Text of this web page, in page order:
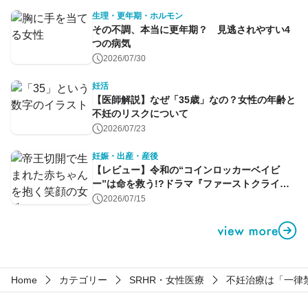
生理・更年期・ホルモン
その不調、本当に更年期？ 見逃されやすい4
つの病気
2026/07/30
妊活
【医師解説】なぜ「35歳」なの？女性の年齢と
不妊のリスクについて
2026/07/23
妊娠・出産・産後
【レビュー】令和の“コインロッカーベイビ
ー”は命を救う!?ドラマ『ファーストクライ』
第1話2026/07/15
Home カテゴリー SRHR・女性医療 不妊治療は「一律